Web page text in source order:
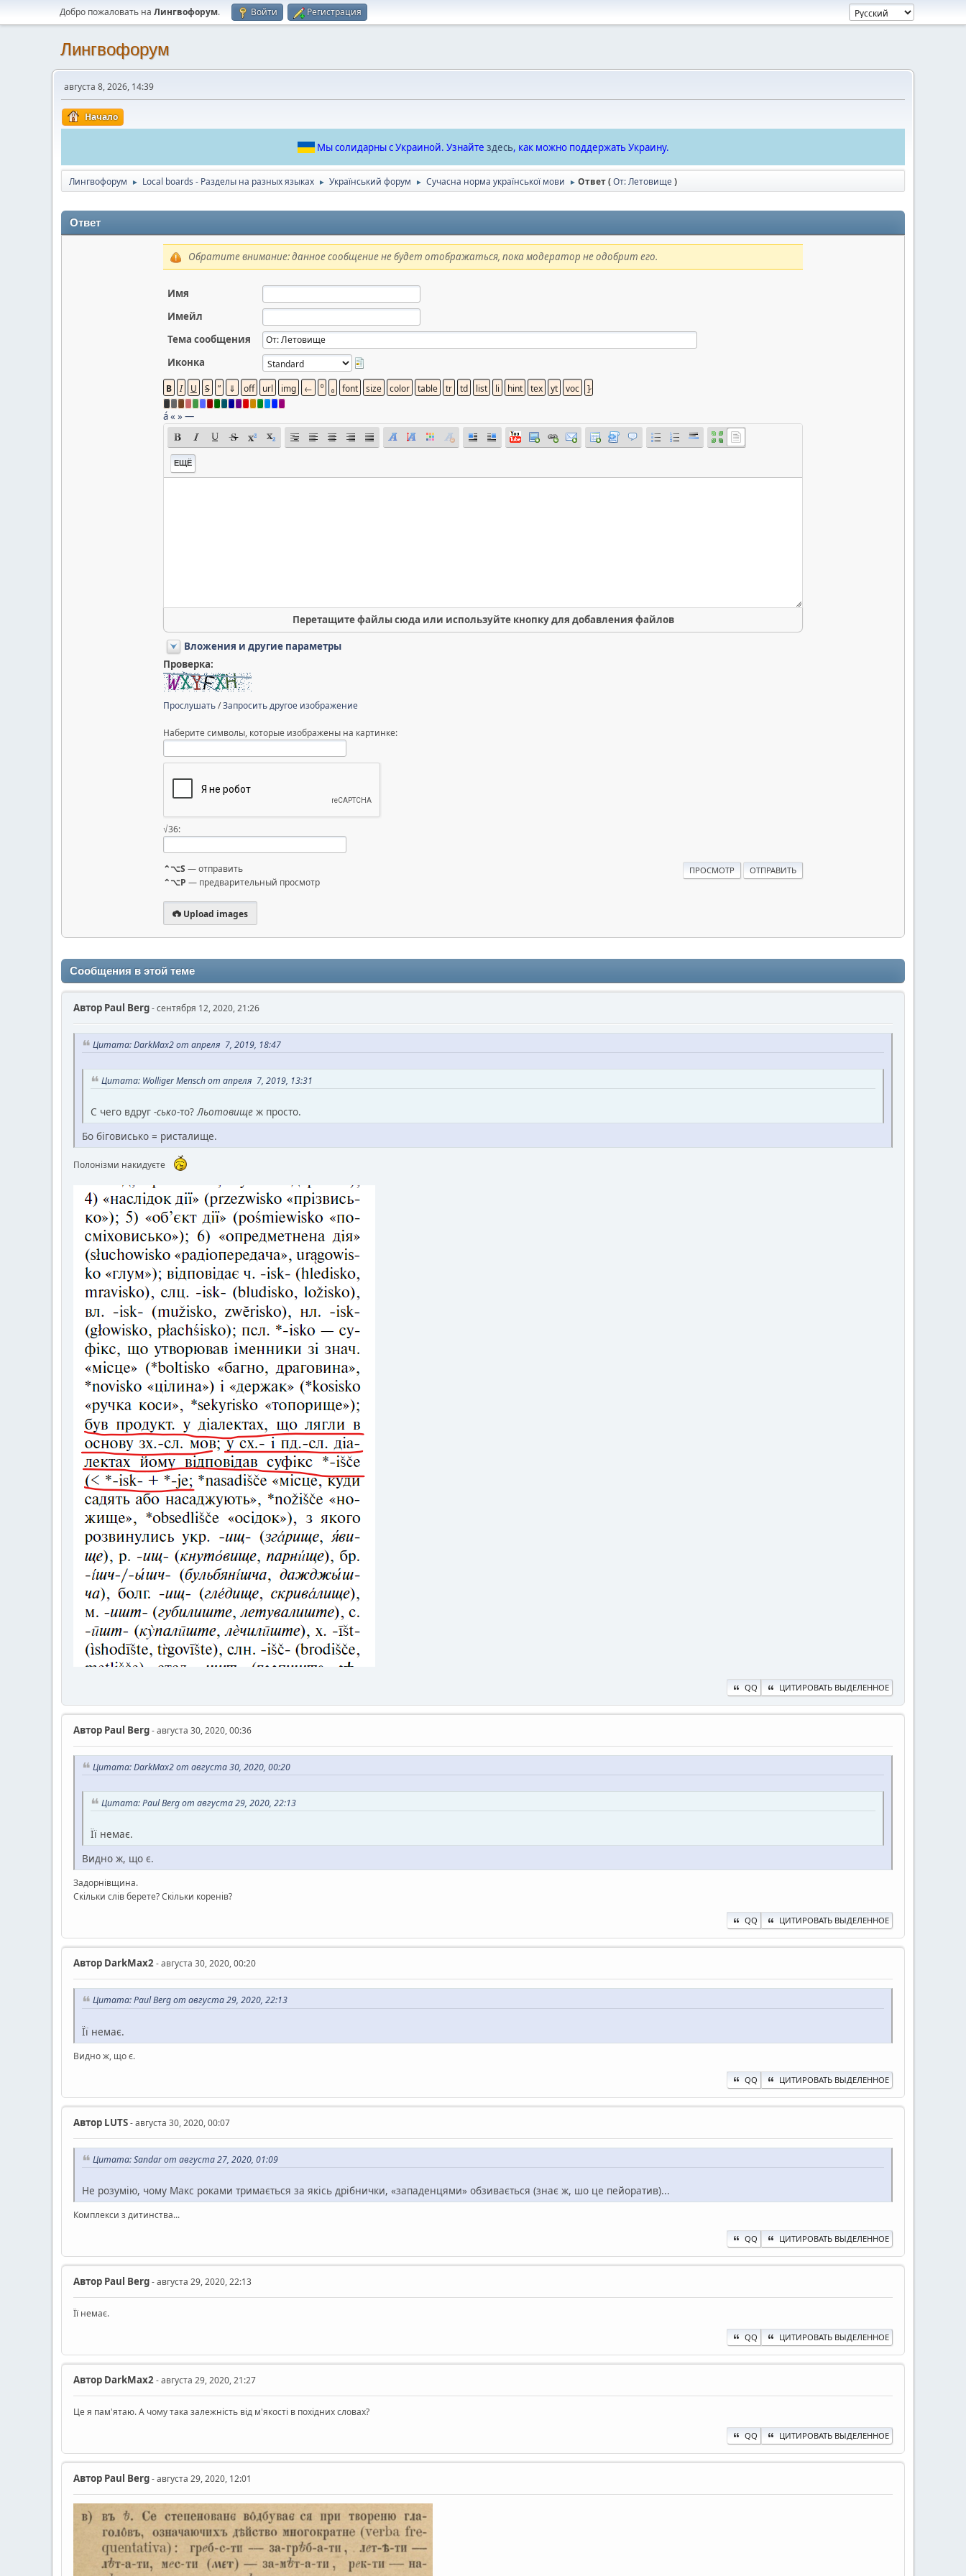
Добро пожаловать на Лингвофорум. Войти Регистрация
Лингвофорум
августа 8, 2026, 14:39
Начало
Мы солидарны с Украиной. Узнайте здесь, как можно поддержать Украину.
Лингвофорум ► Local boards - Разделы на разных языках ► Український форум ► Сучасна норма української мови ► Ответ (От: Летовище)
Ответ
Обратите внимание: данное сообщение не будет отображаться, пока модератор не одобрит его.
Имя
Имейл
Тема сообщения
Иконка
á« »—
ЕЩЁ
Перетащите файлы сюда или используйте кнопку для добавления файлов
Вложения и другие параметры
Проверка:
Прослушать/Запросить другое изображение
Наберите символы, которые изображены на картинке:
√36:
⌃⌥S — отправить
⌃⌥P — предварительный просмотр
Upload images
Сообщения в этой теме
Автор Paul Berg- сентября 12, 2020, 21:26
Цитата: DarkMax2 от апреля 7, 2019, 18:47
Цитата: Wolliger Mensch от апреля 7, 2019, 13:31
С чего вдруг -сько-то?Льотовище ж просто.
Бо біговисько = ристалище.
Полонізми накидуєте
QQ ЦИТИРОВАТЬ ВЫДЕЛЕННОЕ
Автор Paul Berg- августа 30, 2020, 00:36
Цитата: DarkMax2 от августа 30, 2020, 00:20
Цитата: Paul Berg от августа 29, 2020, 22:13
Її немає.
Видно ж, що є.
Задорнівщина.
Скільки слів берете? Скільки коренів?
QQ ЦИТИРОВАТЬ ВЫДЕЛЕННОЕ
Автор DarkMax2- августа 30, 2020, 00:20
Цитата: Paul Berg от августа 29, 2020, 22:13
Її немає.
Видно ж, що є.
QQ ЦИТИРОВАТЬ ВЫДЕЛЕННОЕ
Автор LUTS- августа 30, 2020, 00:07
Цитата: Sandar от августа 27, 2020, 01:09
Не розумію, чому Макс роками тримається за якісь дрібнички, «западенцями» обзивається (знає ж, шо це пейоратив)...
Комплекси з дитинства...
QQ ЦИТИРОВАТЬ ВЫДЕЛЕННОЕ
Автор Paul Berg- августа 29, 2020, 22:13
Її немає.
QQ ЦИТИРОВАТЬ ВЫДЕЛЕННОЕ
Автор DarkMax2- августа 29, 2020, 21:27
Це я пам'ятаю. А чому така залежність від м'якості в похідних словах?
QQ ЦИТИРОВАТЬ ВЫДЕЛЕННОЕ
Автор Paul Berg- августа 29, 2020, 12:01